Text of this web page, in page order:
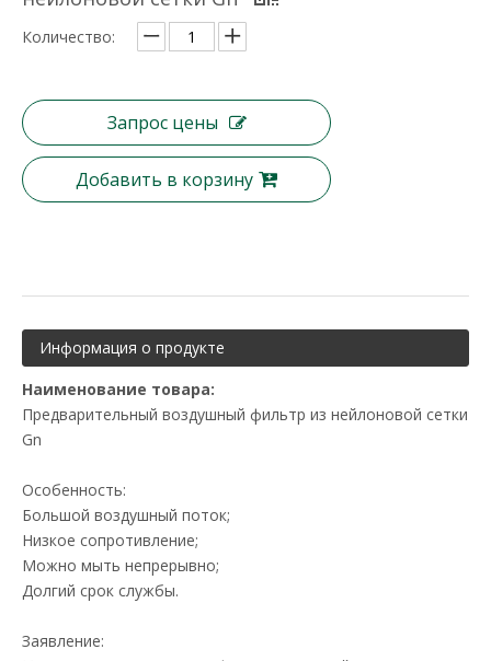
Количество:
Запрос цены
Добавить в корзину
Информация о продукте
Наименование товара:
Предварительный воздушный фильтр из нейлоновой сетки
Gn
Особенность:
Большой воздушный поток;
Низкое сопротивление;
Можно мыть непрерывно;
Долгий срок службы.
Заявление: